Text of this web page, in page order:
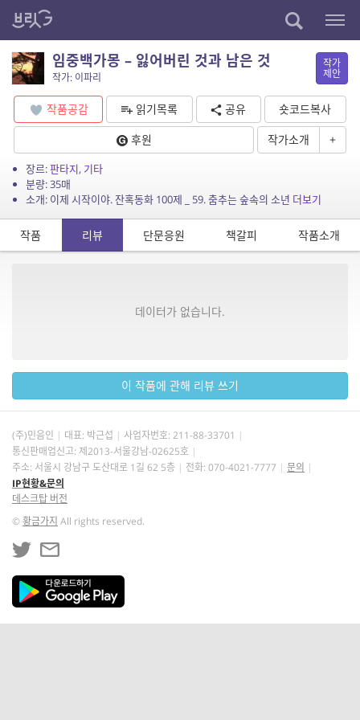
임중백가몽 – 잃어버린 것과 남은 것
작가: 이파리
작가
제안
작품공감 읽기목록 공유
숏코드복사
후원
작가소개 +
장르:판타지, 기타
분량: 35매
소개: 이제 시작이야. 잔혹동화 100제 _ 59. 춤추는 숲속의 소년 더보기
작품 리뷰 단문응원 책갈피 작품소개
데이터가 없습니다.
이 작품에 관해 리뷰 쓰기
(주)민음인 대표: 박근섭 사업자번호: 211-88-33701
통신판매업신고: 제2013-서울강남-02625호
주소: 서울시 강남구 도산대로 1길 62 5층
전화: 070-4021-7777
문의
IP현황&문의
데스크탑 버전
©황금가지 All rights reserved.